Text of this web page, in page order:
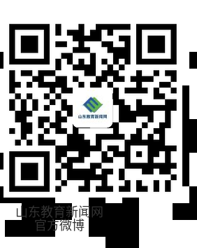
山东教育新闻网
官方微博